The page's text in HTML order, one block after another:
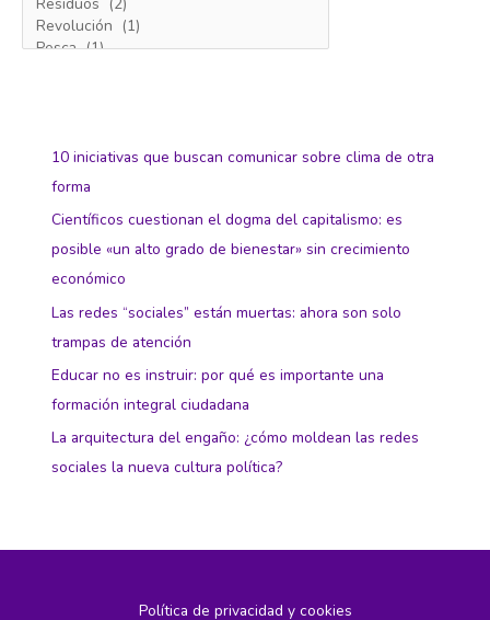
10 iniciativas que buscan comunicar sobre clima de otra
forma
Científicos cuestionan el dogma del capitalismo: es
posible «un alto grado de bienestar» sin crecimiento
económico
Las redes “sociales” están muertas: ahora son solo
trampas de atención
Educar no es instruir: por qué es importante una
formación integral ciudadana
La arquitectura del engaño: ¿cómo moldean las redes
sociales la nueva cultura política?
Política de privacidad y cookies